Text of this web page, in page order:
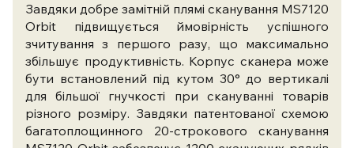
Завдяки добре замітній плямі сканування MS7120
Orbit підвищується ймовірність успішного
зчитування з першого разу, що максимально
збільшує продуктивність. Корпус сканера може
бути встановлений під кутом 30° до вертикалі
для більшої гнучкості при скануванні товарів
різного розміру. Завдяки патентованої схемою
багатоплощинного 20-строкового сканування